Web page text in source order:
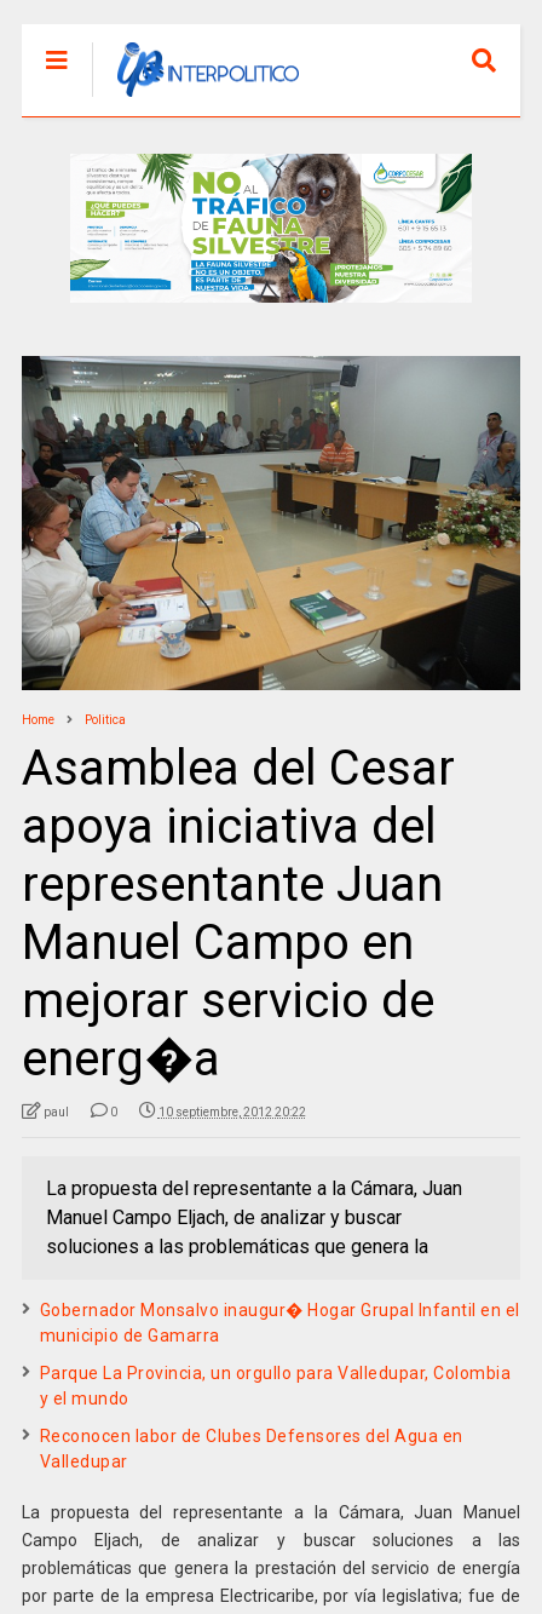
Home Politica
Asamblea del Cesar
apoya iniciativa del
representante Juan
Manuel Campo en
mejorar servicio de
energ�a
paul 0 10 septiembre, 2012 20:22
La propuesta del representante a la Cámara, Juan
Manuel Campo Eljach, de analizar y buscar
soluciones a las problemáticas que genera la
Gobernador Monsalvo inaugur� Hogar Grupal Infantil en el
municipio de Gamarra
Parque La Provincia, un orgullo para Valledupar, Colombia
y el mundo
Reconocen labor de Clubes Defensores del Agua en
Valledupar
La propuesta del representante a la Cámara, Juan Manuel
Campo Eljach, de analizar y buscar soluciones a las
problemáticas que genera la prestación del servicio de energía
por parte de la empresa Electricaribe, por vía legislativa; fue de